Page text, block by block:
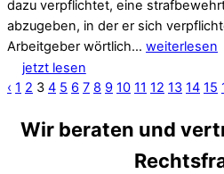
dazu verpflichtet, eine
abzugeben, in der er sich
Arbeitgeber wörtlich… weiterlesen
jetzt lesen
‹ 1 2 3 4 5 6 7 8 9 10 11 12 13 14 15
Wir beraten und